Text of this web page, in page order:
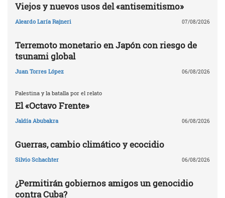
Viejos y nuevos usos del «antisemitismo»
Aleardo Laría Rajneri 07/08/2026
Terremoto monetario en Japón con riesgo de
tsunami global
Juan Torres López 06/08/2026
Palestina y la batalla por el relato
El «Octavo Frente»
Jaldía Abubakra 06/08/2026
Guerras, cambio climático y ecocidio
Silvio Schachter 06/08/2026
¿Permitirán gobiernos amigos un genocidio
contra Cuba?